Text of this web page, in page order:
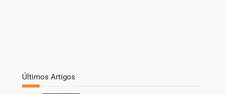
Últimos Artigos